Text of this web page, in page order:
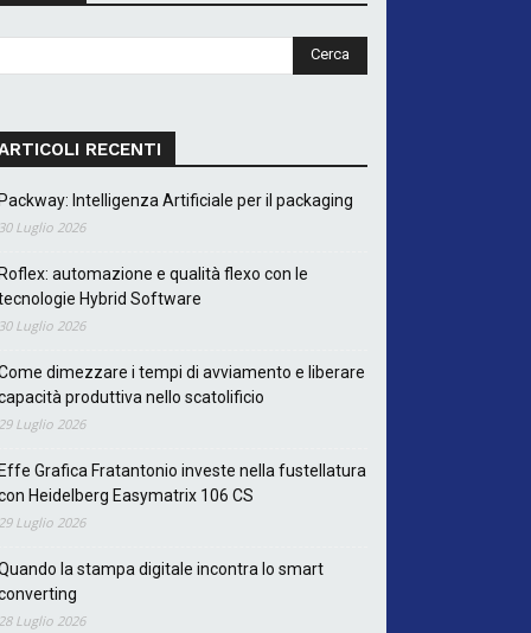
RECENTI
Intelligenza Artificiale per il packaging
Luglio 2026
automazione e qualità flexo con le
Hybrid Software
Luglio 2026
dimezzare i tempi di avviamento e liberare
produttiva nello scatolificio
Luglio 2026
Grafica Fratantonio investe nella fustellatura
Heidelberg Easymatrix 106 CS
Luglio 2026
la stampa digitale incontra lo smart
Luglio 2026